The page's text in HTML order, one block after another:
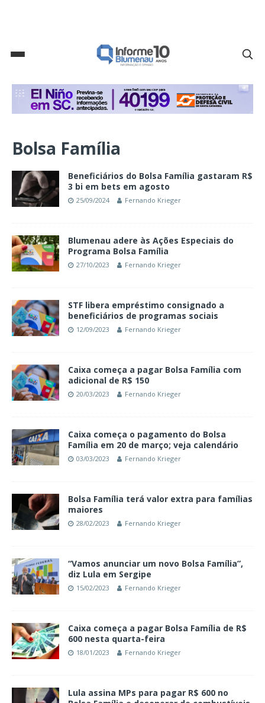
Bolsa Família
Beneficiários do Bolsa Família gastaram R$
3 bi em bets em agosto
25/09/2024 Fernando Krieger
Blumenau adere às Ações Especiais do
Programa Bolsa Família
27/10/2023 Fernando Krieger
STF libera empréstimo consignado a
beneficiários de programas sociais
12/09/2023 Fernando Krieger
Caixa começa a pagar Bolsa Família com
adicional de R$ 150
20/03/2023 Fernando Krieger
Caixa começa o pagamento do Bolsa
Família em 20 de março; veja calendário
03/03/2023 Fernando Krieger
Bolsa Família terá valor extra para famílias
maiores
28/02/2023 Fernando Krieger
“Vamos anunciar um novo Bolsa Família”,
diz Lula em Sergipe
15/02/2023 Fernando Krieger
Caixa começa a pagar Bolsa Família de R$
600 nesta quarta-feira
18/01/2023 Fernando Krieger
Lula assina MPs para pagar R$ 600 no